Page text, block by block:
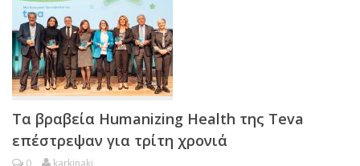
Τα βραβεία Humanizing Health της Teva
επέστρεψαν για τρίτη χρονιά
0 karkinaki